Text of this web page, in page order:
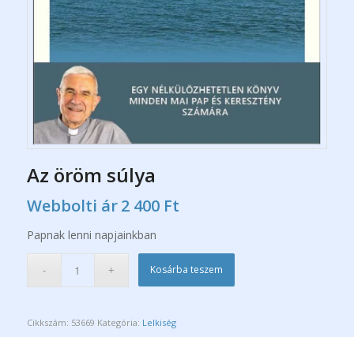
Az öröm súlya
Webbolti ár 2 400 Ft
Papnak lenni napjainkban
Kosárba teszem
Cikkszám: 53669 Kategória: Lelkiség